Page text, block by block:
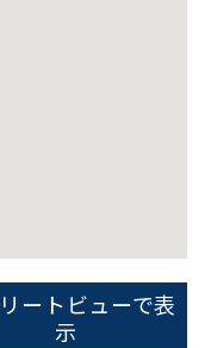
す
ートビューで表
示